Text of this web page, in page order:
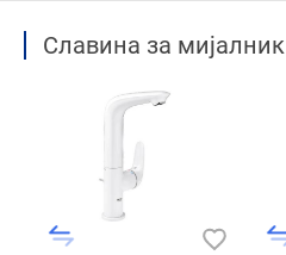
Славина за мијалник